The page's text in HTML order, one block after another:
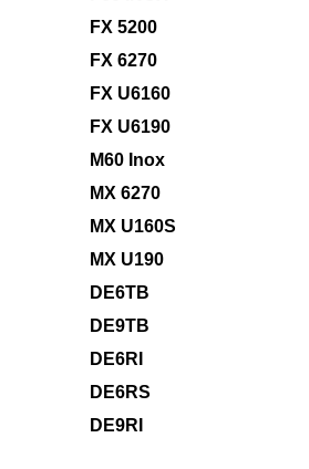
FX 5200
FX 6270
FX U6160
FX U6190
M60 Inox
MX 6270
MX U160S
MX U190
DE6TB
DE9TB
DE6RI
DE6RS
DE9RI